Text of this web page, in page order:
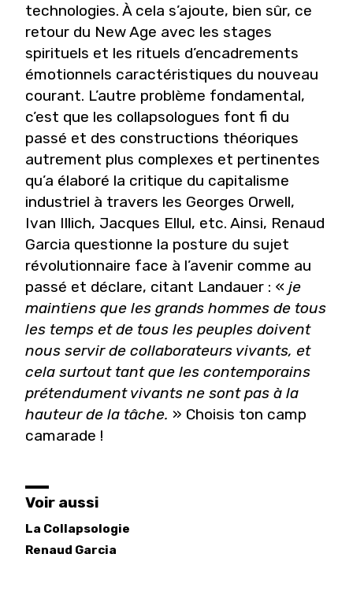
technologies. À cela s’ajoute, bien sûr, ce
retour du New Age avec les stages
spirituels et les rituels d’encadrements
émotionnels caractéristiques du nouveau
courant. L’autre problème fondamental,
c’est que les collapsologues font fi du
passé et des constructions théoriques
autrement plus complexes et pertinentes
qu’a élaboré la critique du capitalisme
industriel à travers les Georges Orwell,
Ivan Illich, Jacques Ellul, etc. Ainsi, Renaud
Garcia questionne la posture du sujet
révolutionnaire face à l’avenir comme au
passé et déclare, citant Landauer : « je
maintiens que les grands hommes de tous
les temps et de tous les peuples doivent
nous servir de collaborateurs vivants, et
cela surtout tant que les contemporains
prétendument vivants ne sont pas à la
hauteur de la tâche. » Choisis ton camp
camarade !
Voir aussi
La Collapsologie
Renaud Garcia